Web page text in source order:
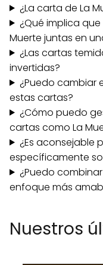
¿La carta de La
¿Qué implica que
Muerte juntas en
¿Las cartas
invertidas?
¿Puedo cambiar
estas cartas?
¿Cómo puedo
cartas como La
¿Es aconsejable
específicamente
¿Puedo
enfoque más
Nuestros